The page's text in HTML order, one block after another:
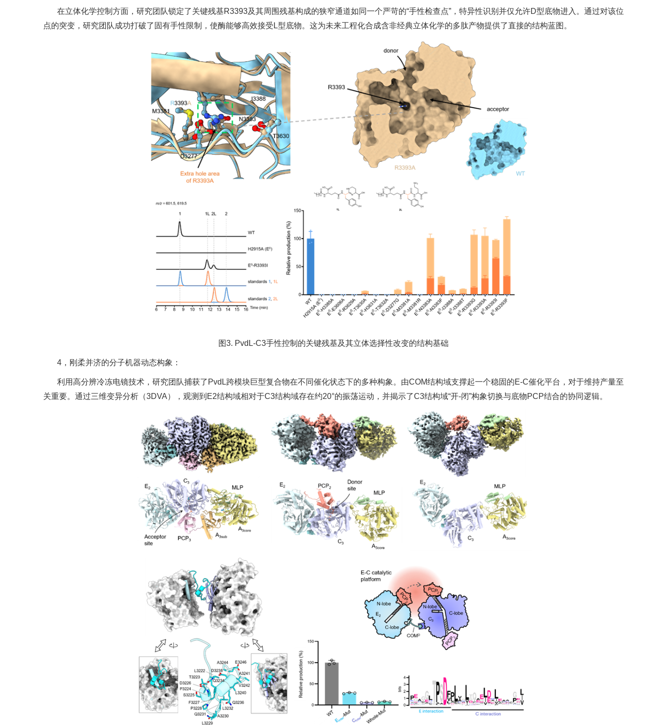
在立体化学控制方面，研究团队锁定了关键残基R3393及其周围残基构成的狭窄通道如同一个严苛的“手性检查点”，特异性识别并仅允许D型底物进入。通过对该位
点的突变，研究团队成功打破了固有手性限制，使酶能够高效接受L型底物。这为未来工程化合成含非经典立体化学的多肽产物提供了直接的结构蓝图。
图3. PvdL-C3手性控制的关键残基及其立体选择性改变的结构基础
4，刚柔并济的分子机器动态构象：
利用高分辨冷冻电镜技术，研究团队捕获了PvdL跨模块巨型复合物在不同催化状态下的多种构象。由COM结构域支撑起一个稳固的E-C催化平台，对于维持产量至
关重要。通过三维变异分析（3DVA），观测到E2结构域相对于C3结构域存在约20°的振荡运动，并揭示了C3结构域“开-闭”构象切换与底物PCP结合的协同逻辑。